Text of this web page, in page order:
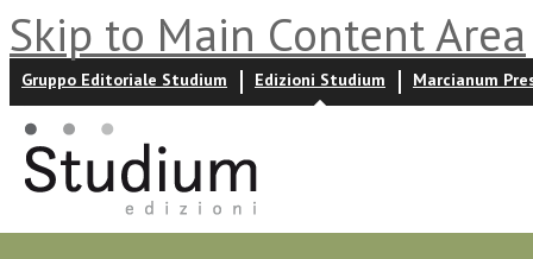
Skip to Main Content Area
Gruppo Editoriale Studium Edizioni Studium Marcianum